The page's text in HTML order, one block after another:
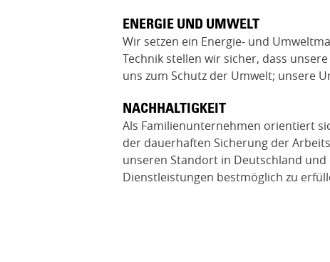
ENERGIE UND UMWELT
Wir setzen ein Energie- und
Technik stellen wir sicher, dass
uns zum Schutz der Umwelt; unsere
NACHHALTIGKEIT
Als Familienunternehmen orientiert
der dauerhaften Sicherung der
unseren Standort in Deutschland
Dienstleistungen bestmöglich zu